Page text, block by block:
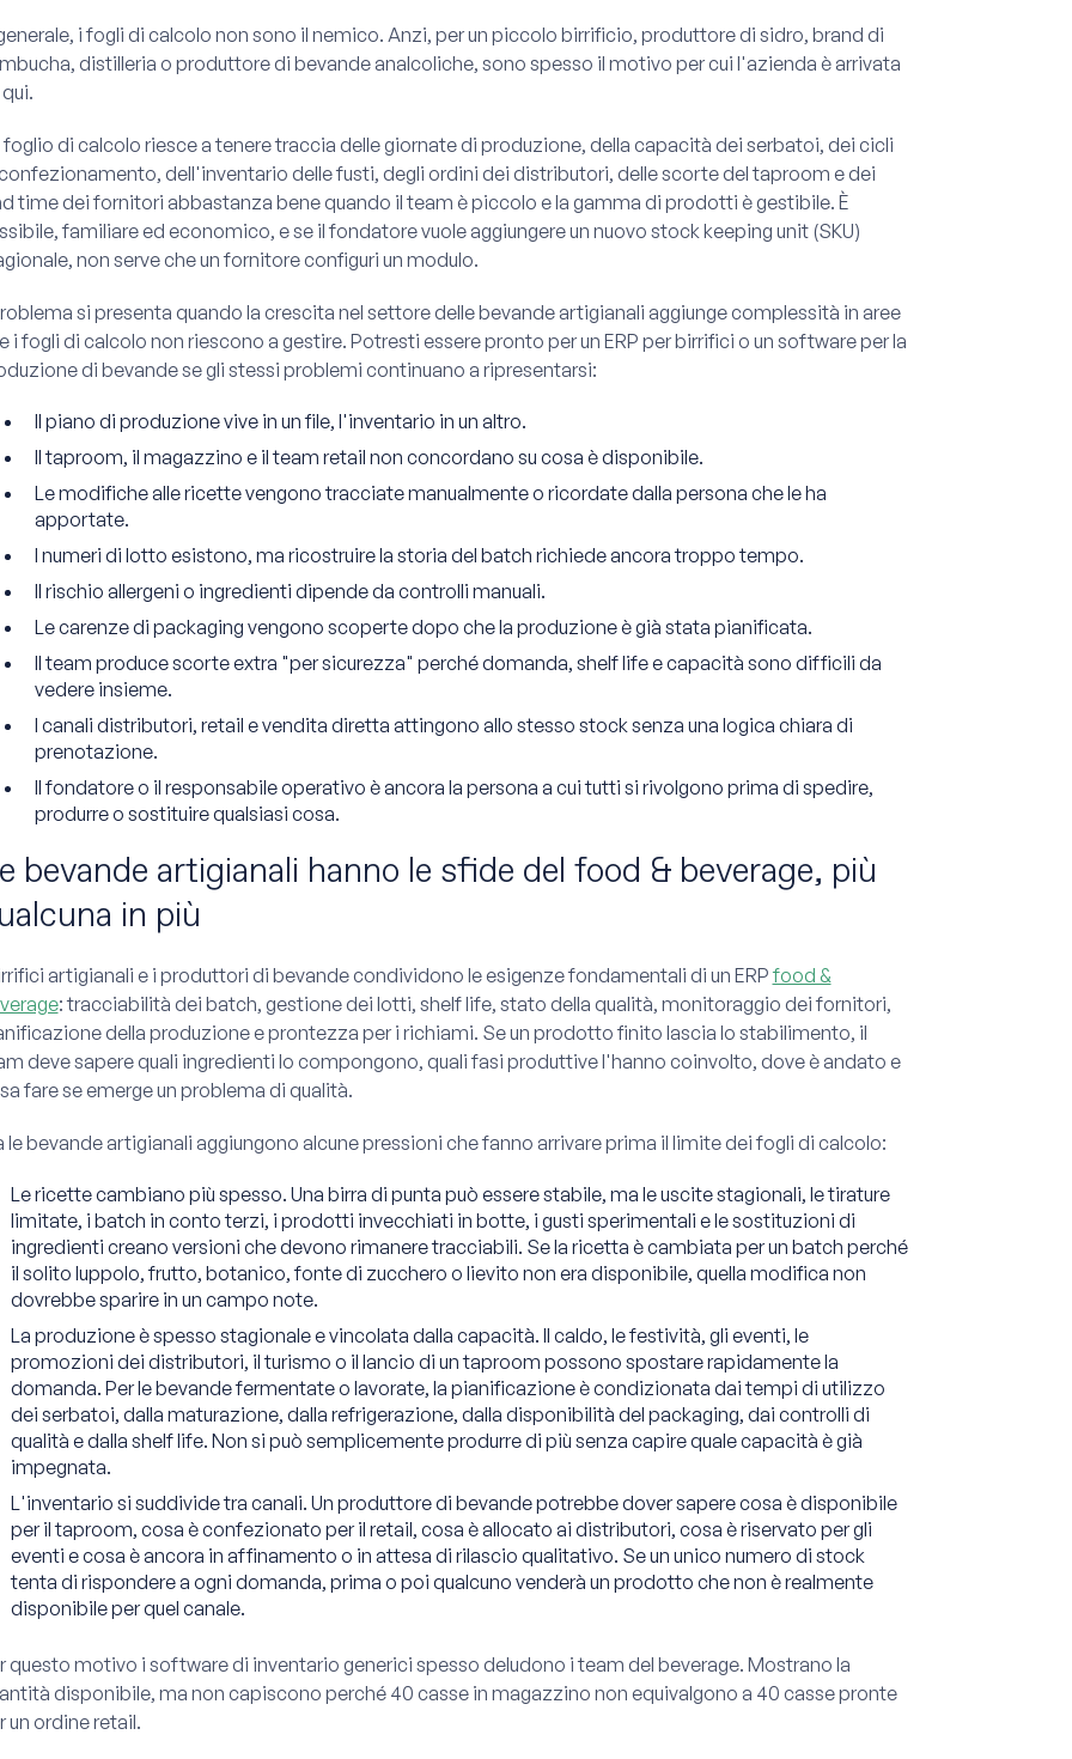
i fogli di calcolo non sono il nemico. Anzi, per un piccolo birrificio, produttore di sidro, brand di
distilleria o produttore di bevande analcoliche, sono spesso il motivo per cui l'azienda è arrivata
foglio di calcolo riesce a tenere traccia delle giornate di produzione, della capacità dei serbatoi, dei cicli
dell'inventario delle fusti, degli ordini dei distributori, delle scorte del taproom e dei
time dei fornitori abbastanza bene quando il team è piccolo e la gamma di prodotti è gestibile. È
familiare ed economico, e se il fondatore vuole aggiungere un nuovo stock keeping unit (SKU)
non serve che un fornitore configuri un modulo.
si presenta quando la crescita nel settore delle bevande artigianali aggiunge complessità in aree
i fogli di calcolo non riescono a gestire. Potresti essere pronto per un ERP per birrifici o un software per la
di bevande se gli stessi problemi continuano a ripresentarsi:
Il piano di produzione vive in un file, l'inventario in un altro.
Il taproom, il magazzino e il team retail non concordano su cosa è disponibile.
Le modifiche alle ricette vengono tracciate manualmente o ricordate dalla persona che le ha
apportate.
I numeri di lotto esistono, ma ricostruire la storia del batch richiede ancora troppo tempo.
Il rischio allergeni o ingredienti dipende da controlli manuali.
Le carenze di packaging vengono scoperte dopo che la produzione è già stata pianificata.
Il team produce scorte extra "per sicurezza" perché domanda, shelf life e capacità sono difficili da
vedere insieme.
I canali distributori, retail e vendita diretta attingono allo stesso stock senza una logica chiara di
prenotazione.
Il fondatore o il responsabile operativo è ancora la persona a cui tutti si rivolgono prima di spedire,
produrre o sostituire qualsiasi cosa.
bevande artigianali hanno le sfide del food & beverage, più
in più
artigianali e i produttori di bevande condividono le esigenze fondamentali di un ERPfood &
: tracciabilità dei batch, gestione dei lotti, shelf life, stato della qualità, monitoraggio dei fornitori,
della produzione e prontezza per i richiami. Se un prodotto finito lascia lo stabilimento, il
deve sapere quali ingredienti lo compongono, quali fasi produttive l'hanno coinvolto, dove è andato e
fare se emerge un problema di qualità.
le bevande artigianali aggiungono alcune pressioni che fanno arrivare prima il limite dei fogli di calcolo:
Le ricette cambiano più spesso. Una birra di punta può essere stabile, ma le uscite stagionali, le tirature
limitate, i batch in conto terzi, i prodotti invecchiati in botte, i gusti sperimentali e le sostituzioni di
ingredienti creano versioni che devono rimanere tracciabili. Se la ricetta è cambiata per un batch perché
il solito luppolo, frutto, botanico, fonte di zucchero o lievito non era disponibile, quella modifica non
dovrebbe sparire in un campo note.
La produzione è spesso stagionale e vincolata dalla capacità. Il caldo, le festività, gli eventi, le
promozioni dei distributori, il turismo o il lancio di un taproom possono spostare rapidamente la
domanda. Per le bevande fermentate o lavorate, la pianificazione è condizionata dai tempi di utilizzo
dei serbatoi, dalla maturazione, dalla refrigerazione, dalla disponibilità del packaging, dai controlli di
qualità e dalla shelf life. Non si può semplicemente produrre di più senza capire quale capacità è già
impegnata.
L'inventario si suddivide tra canali. Un produttore di bevande potrebbe dover sapere cosa è disponibile
per il taproom, cosa è confezionato per il retail, cosa è allocato ai distributori, cosa è riservato per gli
eventi e cosa è ancora in affinamento o in attesa di rilascio qualitativo. Se un unico numero di stock
tenta di rispondere a ogni domanda, prima o poi qualcuno venderà un prodotto che non è realmente
disponibile per quel canale.
questo motivo i software di inventario generici spesso deludono i team del beverage. Mostrano la
disponibile, ma non capiscono perché 40 casse in magazzino non equivalgono a 40 casse pronte
un ordine retail.